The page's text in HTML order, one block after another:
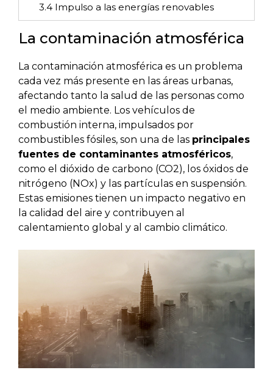
3.4Impulso a las energías renovables
La contaminación atmosférica
La contaminación atmosférica es un problema
cada vez más presente en las áreas urbanas,
afectando tanto la salud de las personas como
el medio ambiente. Los vehículos de
combustión interna, impulsados por
combustibles fósiles, son una de las principales
fuentes de contaminantes atmosféricos,
como el dióxido de carbono (CO2), los óxidos de
nitrógeno (NOx) y las partículas en suspensión.
Estas emisiones tienen un impacto negativo en
la calidad del aire y contribuyen al
calentamiento global y al cambio climático.